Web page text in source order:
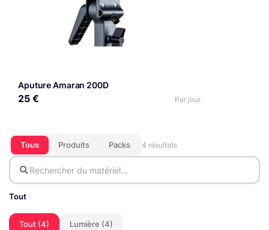
Aputure Amaran 200D
25 € Par jour
Tous Produits Packs 4 résultats
Tout
Tout (4) Lumière (4)